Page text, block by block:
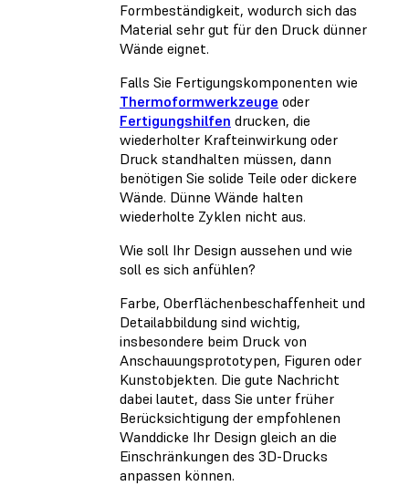
Formbeständigkeit, wodurch sich das
Material sehr gut für den Druck dünner
Wände eignet.
Falls Sie Fertigungskomponenten wie
Thermoformwerkzeuge oder
Fertigungshilfen drucken, die
wiederholter Krafteinwirkung oder
Druck standhalten müssen, dann
benötigen Sie solide Teile oder dickere
Wände. Dünne Wände halten
wiederholte Zyklen nicht aus.
Wie soll Ihr Design aussehen und wie
soll es sich anfühlen?
Farbe, Oberflächenbeschaffenheit und
Detailabbildung sind wichtig,
insbesondere beim Druck von
Anschauungsprototypen, Figuren oder
Kunstobjekten. Die gute Nachricht
dabei lautet, dass Sie unter früher
Berücksichtigung der empfohlenen
Wanddicke Ihr Design gleich an die
Einschränkungen des 3D-Drucks
anpassen können.